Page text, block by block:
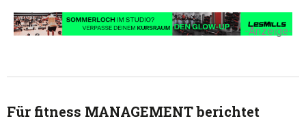
-Anzeige-
Für fitness MANAGEMENT berichtet